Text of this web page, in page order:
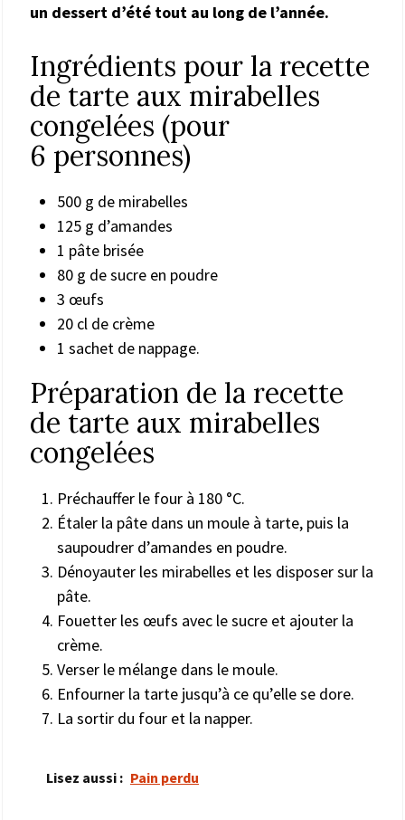
un dessert d’été tout au long de l’année.
Ingrédients pour la recette
de tarte aux mirabelles
congelées (pour
6 personnes)
500 g de mirabelles
125 g d’amandes
1 pâte brisée
80 g de sucre en poudre
3 œufs
20 cl de crème
1 sachet de nappage.
Préparation de la recette
de tarte aux mirabelles
congelées
Préchauffer le four à 180 °C.
Étaler la pâte dans un moule à tarte, puis la
saupoudrer d’amandes en poudre.
Dénoyauter les mirabelles et les disposer sur la
pâte.
Fouetter les œufs avec le sucre et ajouter la
crème.
Verser le mélange dans le moule.
Enfourner la tarte jusqu’à ce qu’elle se dore.
La sortir du four et la napper.
Lisez aussi : Pain perdu